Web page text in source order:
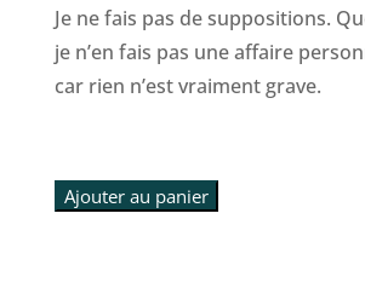
Je ne fais pas de suppositions.
je n’en fais pas une affaire
car rien n’est vraiment grave.
Ajouter au panier